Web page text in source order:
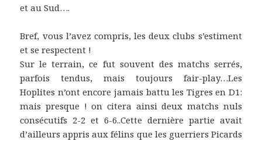
et au Sud….
Bref, vous l’avez compris, les deux clubs s’estiment
et se respectent !
Sur le terrain, ce fut souvent des matchs serrés,
parfois tendus, mais toujours fair-play…Les
Hoplites n’ont encore jamais battu les Tigres en D1:
mais presque ! on citera ainsi deux matchs nuls
consécutifs 2-2 et 6-6..Cette dernière partie avait
d’ailleurs appris aux félins que les guerriers Picards